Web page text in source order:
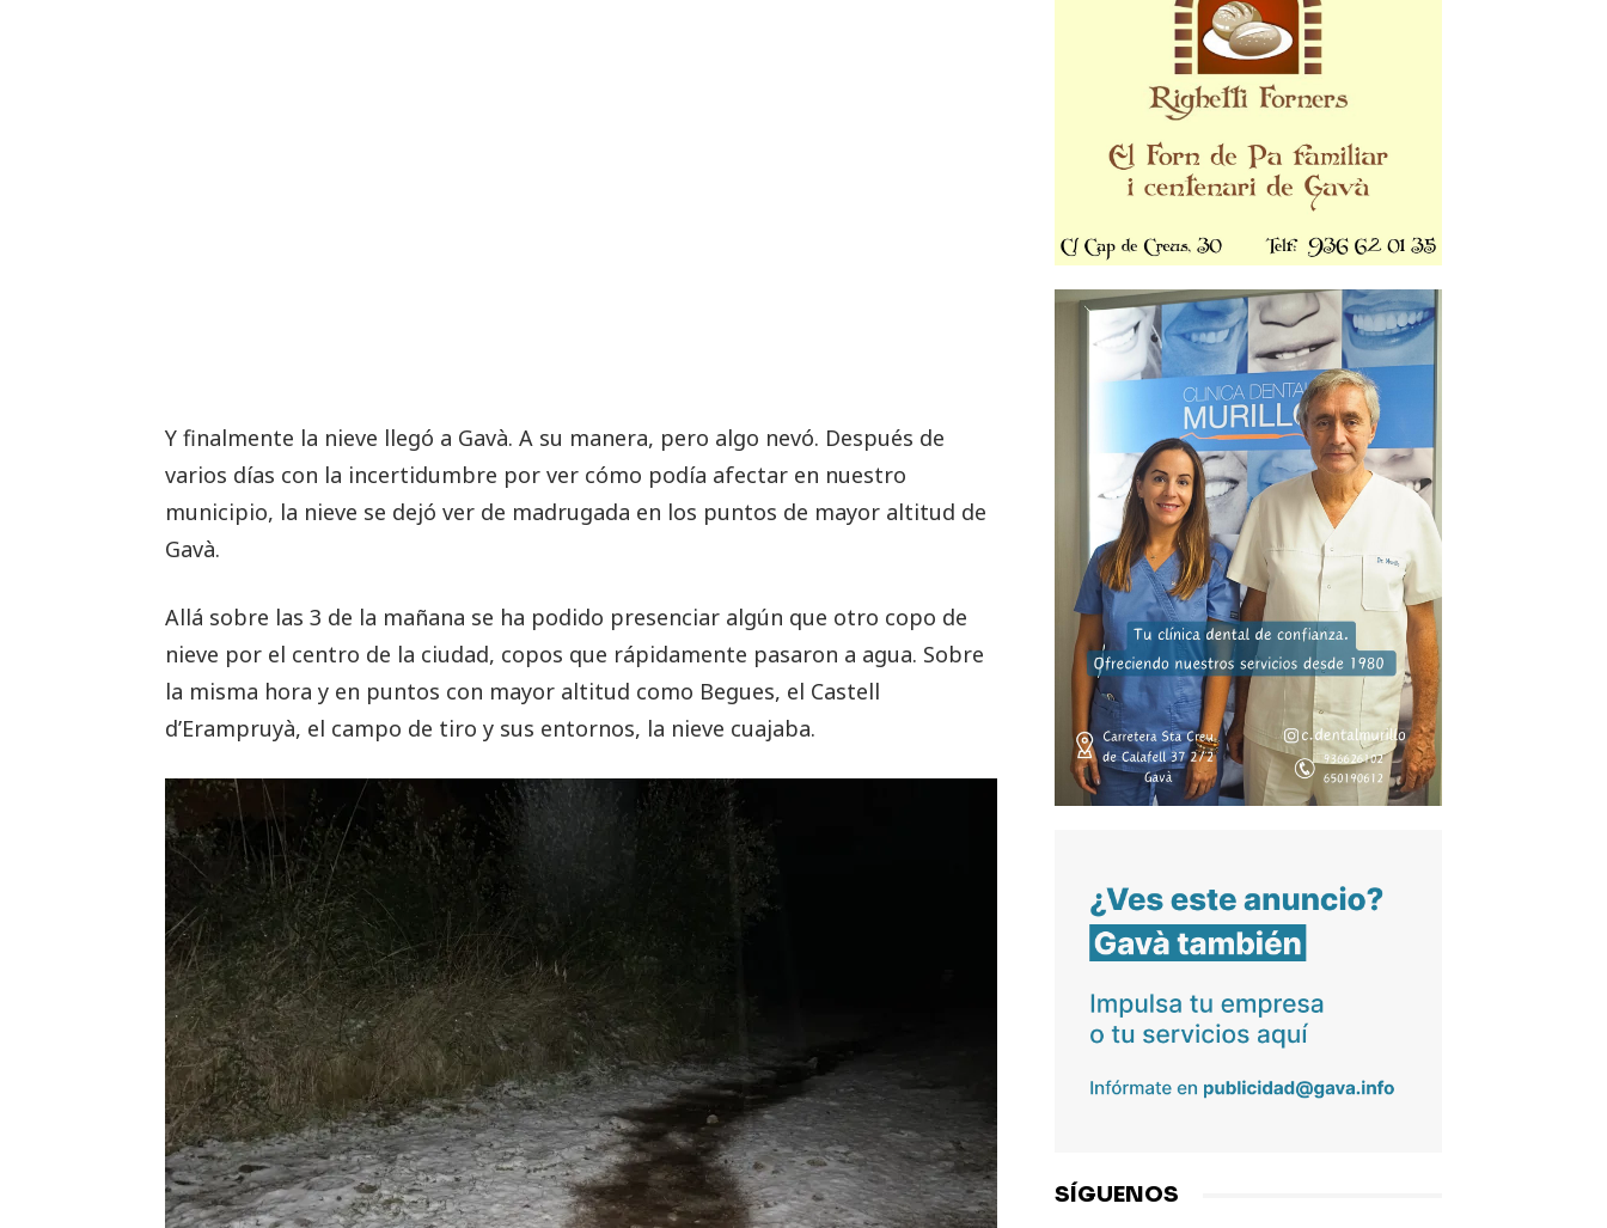
Y finalmente la nieve llegó a Gavà. A su manera, pero algo nevó. Después de
varios días con la incertidumbre por ver cómo podía afectar en nuestro
municipio, la nieve se dejó ver de madrugada en los puntos de mayor altitud de
Gavà.
Allá sobre las 3 de la mañana se ha podido presenciar algún que otro copo de
nieve por el centro de la ciudad, copos que rápidamente pasaron a agua. Sobre
la misma hora y en puntos con mayor altitud como Begues, el Castell
d’Erampruyà, el campo de tiro y sus entornos, la nieve cuajaba.
SÍGUENOS